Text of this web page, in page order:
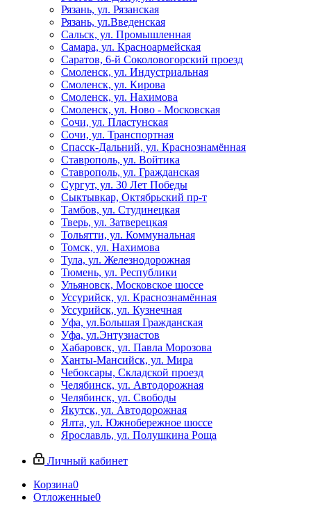
Рязань, ул. Рязанская
Рязань, ул.Введенская
Сальск, ул. Промышленная
Самара, ул. Красноармейская
Саратов, 6-й Соколовогорский проезд
Смоленск, ул. Индустриальная
Смоленск, ул. Кирова
Смоленск, ул. Нахимова
Смоленск, ул. Ново - Московская
Сочи, ул. Пластунская
Сочи, ул. Транспортная
Спасск-Дальний, ул. Краснознамённая
Ставрополь, ул. Войтика
Ставрополь, ул. Гражданская
Сургут, ул. 30 Лет Победы
Сыктывкар, Октябрьский пр-т
Тамбов, ул. Студинецкая
Тверь, ул. Затверецкая
Тольятти, ул. Коммунальная
Томск, ул. Нахимова
Тула, ул. Железнодорожная
Тюмень, ул. Республики
Ульяновск, Московское шоссе
Уссурийск, ул. Краснознамённая
Уссурийск, ул. Кузнечная
Уфа, ул.Большая Гражданская
Уфа, ул.Энтузиастов
Хабаровск, ул. Павла Морозова
Ханты-Мансийск, ул. Мира
Чебоксары, Складской проезд
Челябинск, ул. Автодорожная
Челябинск, ул. Свободы
Якутск, ул. Автодорожная
Ялта, ул. Южнобережное шоссе
Ярославль, ул. Полушкина Роща
Личный кабинет
Корзина0
Отложенные0